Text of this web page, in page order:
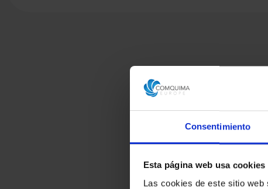
Consentimiento
Esta página web usa cookies
Las cookies de este sitio